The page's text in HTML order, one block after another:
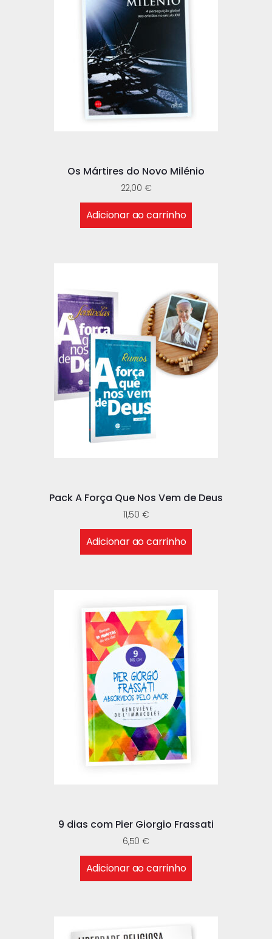
Os Mártires do Novo Milénio
22,00 €
Adicionar ao carrinho
Pack A Força Que Nos Vem de Deus
11,50 €
Adicionar ao carrinho
9 dias com Pier Giorgio Frassati
6,50€
Adicionar ao carrinho